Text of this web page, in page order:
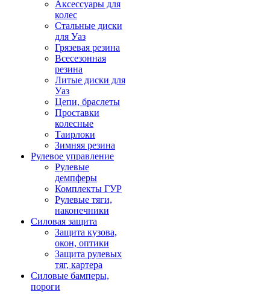
Аксессуары для
колес
Стальные диски
для Уаз
Грязевая резина
Всесезонная
резина
Литые диски для
Уаз
Цепи, браслеты
Проставки
колесные
Таирлоки
Зимняя резина
Рулевое управление
Рулевые
демпферы
Комплекты ГУР
Рулевые тяги,
наконечники
Силовая защита
Защита кузова,
окон, оптики
Защита рулевых
тяг, картера
Силовые бамперы,
пороги